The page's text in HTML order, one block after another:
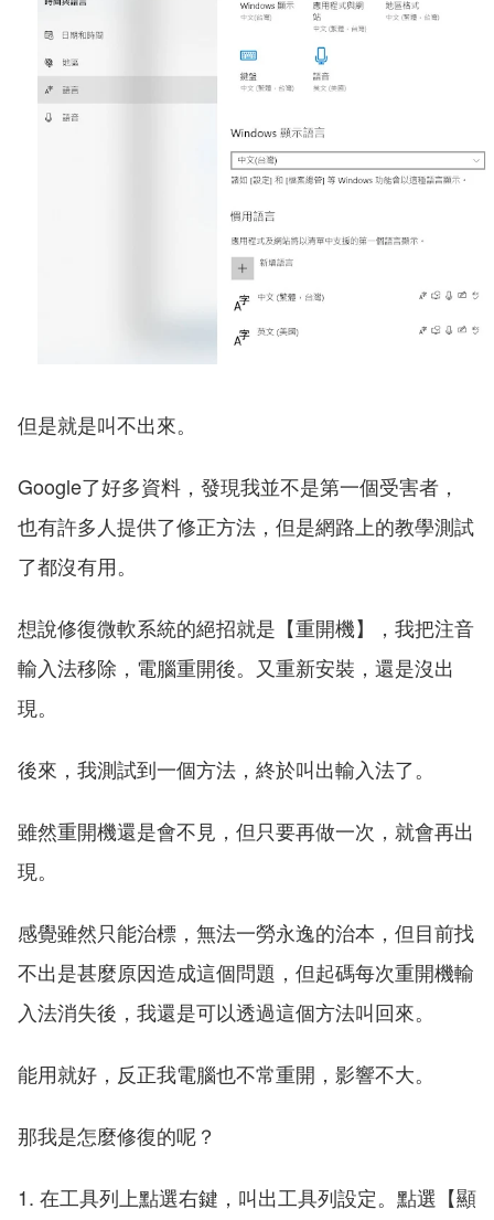
但是就是叫不出來。
Google了好多資料，發現我並不是第一個受害者，
也有許多人提供了修正方法，但是網路上的教學測試
了都沒有用。
想說修復微軟系統的絕招就是【重開機】，我把注音
輸入法移除，電腦重開後。又重新安裝，還是沒出
現。
後來，我測試到一個方法，終於叫出輸入法了。
雖然重開機還是會不見，但只要再做一次，就會再出
現。
感覺雖然只能治標，無法一勞永逸的治本，但目前找
不出是甚麼原因造成這個問題，但起碼每次重開機輸
入法消失後，我還是可以透過這個方法叫回來。
能用就好，反正我電腦也不常重開，影響不大。
那我是怎麼修復的呢？
1. 在工具列上點選右鍵，叫出工具列設定。點選【顯